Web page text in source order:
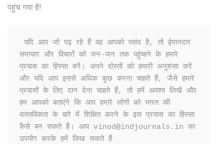
पहुंच गया है!
समाचार और विचारों को जन-जन तक पहुंचाने के हमारे
प्रयास का हिस्सा बनें। अपने दोस्तों को हमारी अनुशंसा करें
और यदि आप इससे अधिक कुछ करना चाहते हैं, जैसे हमारे
प्रयासों के लिए दान देना चाहते हैं, तो हमें अवश्य लिखें और
हम आपको बताएंगे कि आप हमारे लोगों को भारत की
वास्तविकता के बारे में शिक्षित करने के इस प्रयास का हिस्सा
कैसे बन सकते हैं। आप vinod@indjournals.in का
उपयोग करके हमें लिख सकते हैं